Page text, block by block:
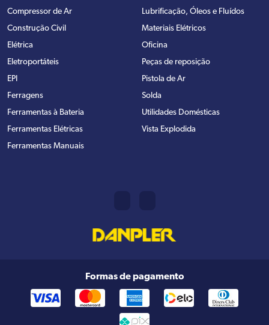
Compressor de Ar
Construção Civil
Elétrica
Eletroportáteis
EPI
Ferragens
Ferramentas à Bateria
Ferramentas Elétricas
Ferramentas Manuais
Lubrificação, Óleos e Fluídos
Materiais Elétricos
Oficina
Peças de reposição
Pistola de Ar
Solda
Utilidades Domésticas
Vista Explodida
Formas de pagamento